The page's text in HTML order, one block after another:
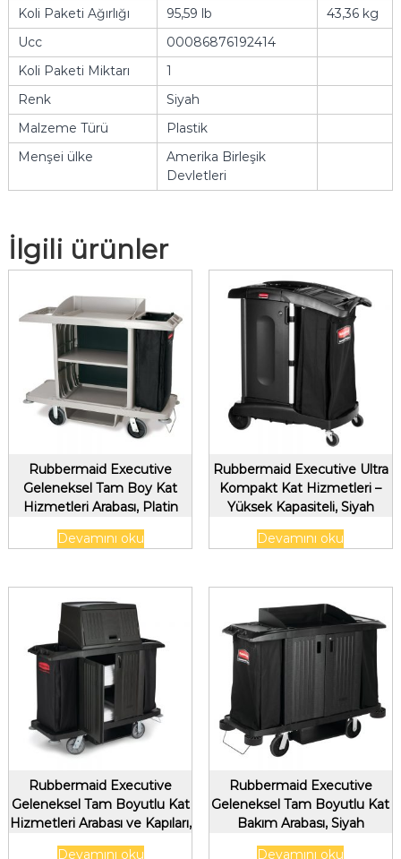
Koli Paketi Ağırlığı
95,59 lb
43,36 kg
Ucc
00086876192414
Koli Paketi Miktarı
1
Renk
Siyah
Malzeme Türü
Plastik
Menşei ülke
Amerika Birleşik
Devletleri
İlgili ürünler
Rubbermaid Executive
Geleneksel Tam Boy Kat
Hizmetleri Arabası, Platin
Devamını oku
Rubbermaid Executive Ultra
Kompakt Kat Hizmetleri –
Yüksek Kapasiteli, Siyah
Devamını oku
Rubbermaid Executive
Geleneksel Tam Boyutlu Kat
Hizmetleri Arabası ve Kapıları,
Siyah
Devamını oku
Rubbermaid Executive
Geleneksel Tam Boyutlu Kat
Bakım Arabası, Siyah
Devamını oku